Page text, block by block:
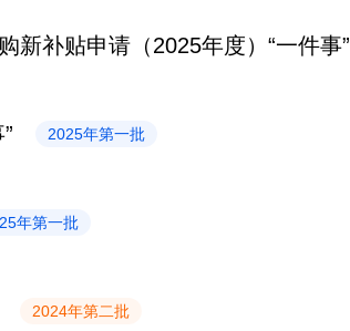
新补贴申请（2025年度）“一件事”
2025年第一批
年第一批
2024年第二批